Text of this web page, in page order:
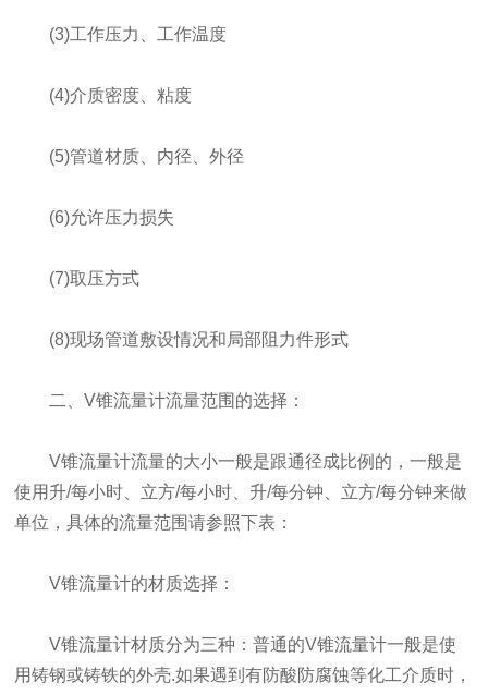
(3)工作压力、工作温度
(4)介质密度、粘度
(5)管道材质、内径、外径
(6)允许压力损失
(7)取压方式
(8)现场管道敷设情况和局部阻力件形式
二、V锥流量计流量范围的选择：
V锥流量计流量的大小一般是跟通径成比例的，一般是
使用升/每小时、立方/每小时、升/每分钟、立方/每分钟来做
单位，具体的流量范围请参照下表：
V锥流量计的材质选择：
V锥流量计材质分为三种：普通的V锥流量计一般是使
用铸钢或铸铁的外壳.如果遇到有防酸防腐蚀等化工介质时，